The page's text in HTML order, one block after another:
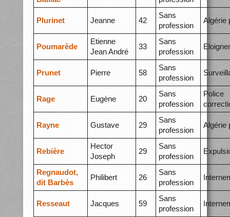
Plurinet Jeanne 42
Sans
profession
Algérie
Poumarède
Etienne
Jean André
33
Sans
profession
Prunet Pierre 58
Sans
profession
Rage Eugène 20
Sans
profession
Police
Rayne Gustave 29
Sans
profession
Algérie
Rebière
Hector
Joseph
29
Sans
profession
Regnaudot,
dit Barbès
Philibert 26
Sans
profession
Resseaut Jacques 59
Sans
profession